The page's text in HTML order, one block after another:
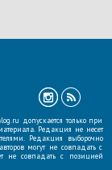
допускается только при
Редакция не несет
Редакция выборочно
могут не совпадать с
не совпадать с позицией